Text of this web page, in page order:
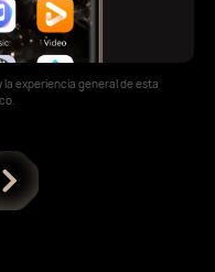
experiencia general de esta